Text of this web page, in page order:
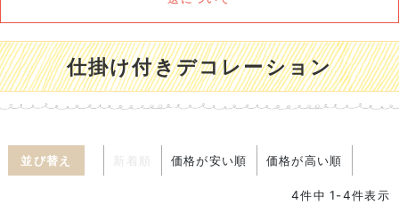
仕掛け付きデコレーション
並び替え 価格が安い順 価格が高い順
4件中 1-4件表示